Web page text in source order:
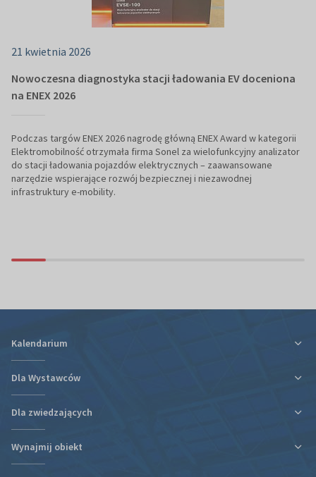
21 kwietnia 2026
Nowoczesna diagnostyka stacji ładowania EV doceniona
na ENEX 2026
Podczas targów ENEX 2026 nagrodę główną ENEX Award w kategorii
Elektromobilność otrzymała firma Sonel za wielofunkcyjny analizator
do stacji ładowania pojazdów elektrycznych – zaawansowane
narzędzie wspierające rozwój bezpiecznej i niezawodnej
infrastruktury e-mobility.
Kalendarium
Dla Wystawców
Ulga podatkowa za udział w targach
Plan targów i hal
Dla zwiedzających
Plan targów i hal
Wynajmij obiekt